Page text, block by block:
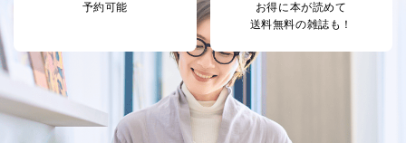
予約可能
お得に本が読めて
送料無料の雑誌も！